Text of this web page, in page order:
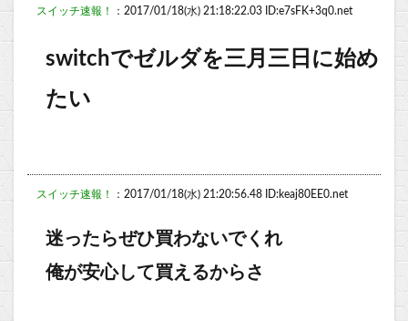
スイッチ速報！ ：2017/01/18(水) 21:18:22.03 ID:e7sFK+3q0.net
switchでゼルダを三月三日に始め
たい
スイッチ速報！ ：2017/01/18(水) 21:20:56.48 ID:keaj80EE0.net
迷ったらぜひ買わないでくれ
俺が安心して買えるからさ